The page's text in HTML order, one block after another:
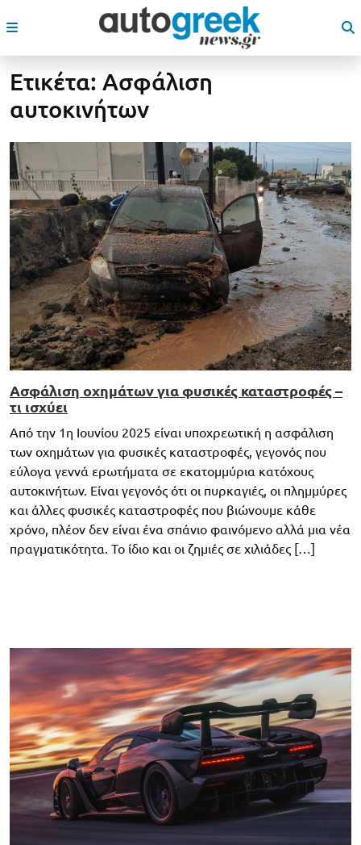
Ετικέτα: Ασφάλιση
αυτοκινήτων
Ασφάλιση οχημάτων για φυσικές καταστροφές –
τι ισχύει
Από την 1η Ιουνίου 2025 είναι υποχρεωτική η ασφάλιση
των οχημάτων για φυσικές καταστροφές, γεγονός που
εύλογα γεννά ερωτήματα σε εκατομμύρια κατόχους
αυτοκινήτων. Είναι γεγονός ότι οι πυρκαγιές, οι πλημμύρες
και άλλες φυσικές καταστροφές που βιώνουμε κάθε
χρόνο, πλέον δεν είναι ένα σπάνιο φαινόμενο αλλά μια νέα
πραγματικότητα. Το ίδιο και οι ζημιές σε χιλιάδες […]